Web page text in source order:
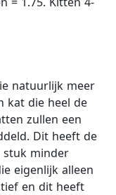
natuurlijk meer
kat die heel de
zullen een
Dit heeft de
stuk minder
eigenlijk alleen
en dit heeft